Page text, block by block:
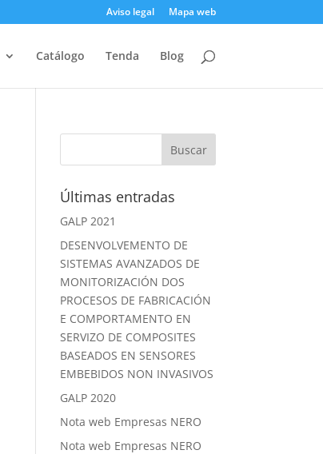
Aviso legal Mapa web
Catálogo Tenda Blog
Últimas entradas
GALP 2021
DESENVOLVEMENTO DE
SISTEMAS AVANZADOS DE
MONITORIZACIÓN DOS
PROCESOS DE FABRICACIÓN
E COMPORTAMENTO EN
SERVIZO DE COMPOSITES
BASEADOS EN SENSORES
EMBEBIDOS NON INVASIVOS
GALP 2020
Nota web Empresas NERO
Nota web Empresas NERO